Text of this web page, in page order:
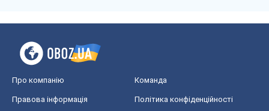
Про компанію Команда
Правова інформація Політика конфіденційності